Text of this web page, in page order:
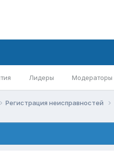
Лидеры Модераторы
Регистрация неисправностей